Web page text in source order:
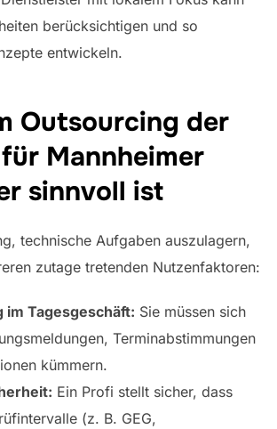
berücksichtigen und so
entwickeln.
Outsourcing der
Mannheimer
sinnvoll ist
technische Aufgaben auszulagern,
zutage tretenden Nutzenfaktoren:
im Tagesgeschäft: Sie müssen sich
Terminabstimmungen
kümmern.
Ein Profi stellt sicher, dass
(z. B. GEG,